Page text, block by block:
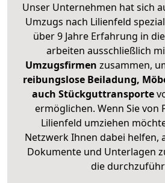
Unser Unternehmen hat sich
Umzugs nach Lilienfeld
über 9 Jahre Erfahrung in
arbeiten ausschließlich
Umzugsfirmen zusammen,
reibungslose Beiladung,
auch Stückguttransporte
ermöglichen. Wenn Sie von
Lilienfeld umziehen
Netzwerk Ihnen dabei helfen,
Dokumente und Unterlagen
die